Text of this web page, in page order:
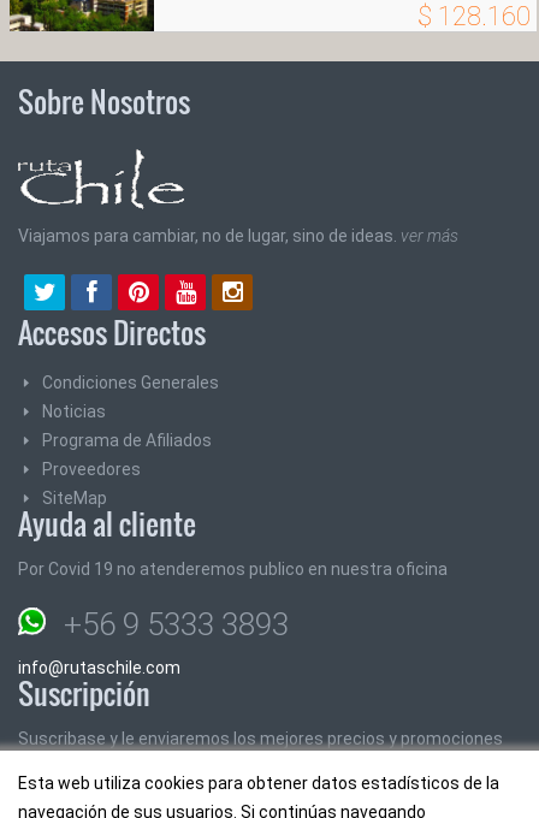
$ 128.160
Esta web utiliza cookies para obtener datos estadísticos de la
navegación de sus usuarios. Si continúas navegando
Sobre Nosotros
Viajamos para cambiar, no de lugar, sino de ideas. ver más
Accesos Directos
Condiciones Generales
Noticias
Programa de Afiliados
Proveedores
SiteMap
Ayuda al cliente
Por Covid 19 no atenderemos publico en nuestra oficina
+56 9 5333 3893
info@rutaschile.com
Suscripción
Suscribase y le enviaremos los mejores precios y promociones
Email: